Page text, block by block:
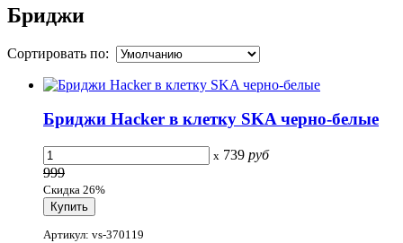
Бриджи
Сортировать по:
Бриджи Hacker в клетку SKA черно-белые
x 739 руб
999
Скидка 26%
Артикул: vs-370119